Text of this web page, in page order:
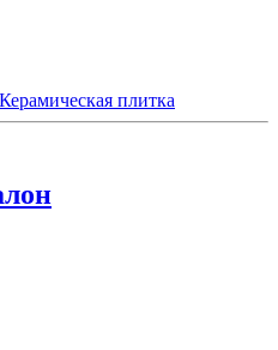
Керамическая плитка